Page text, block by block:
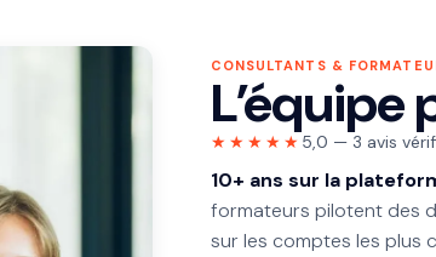
CONSULTANTS &
★★★★★ 5,0 — 3 avis
10+ ans sur la
formateurs pilotent des
sur les comptes les plus